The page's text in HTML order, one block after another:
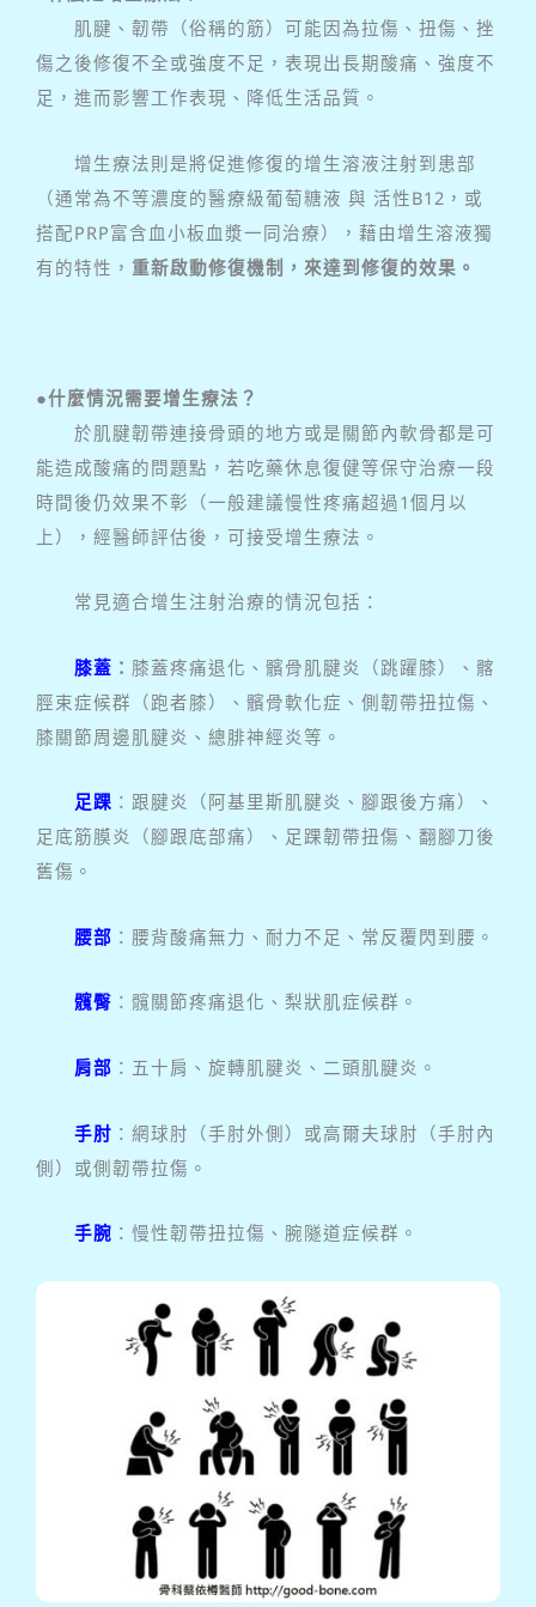
肌腱、韌帶（俗稱的筋）可能因為拉傷、扭傷、挫
傷之後修復不全或強度不足，表現出長期酸痛、強度不
足，進而影響工作表現、降低生活品質。
增生療法則是將促進修復的增生溶液注射到患部
（通常為不等濃度的醫療級葡萄糖液 與 活性B12，或
搭配PRP富含血小板血漿一同治療），藉由增生溶液獨
有的特性， 重新啟動修復機制，來達到修復的效果。
●什麼情況需要增生療法？
於肌腱韌帶連接骨頭的地方或是關節內軟骨都是可
能造成酸痛的問題點，若吃藥休息復健等保守治療一段
時間後仍效果不彰（一般建議慢性疼痛超過1個月以
上），經醫師評估後，可接受增生療法。
常見適合增生注射治療的情況包括：
膝蓋 ： 膝蓋疼痛退化、髕骨肌腱炎（跳躍膝）、髂
脛束症候群（跑者膝）、髕骨軟化症、側韌帶扭拉傷、
膝關節周邊肌腱炎、總腓神經炎等。
足踝 ：跟腱炎（阿基里斯肌腱炎、腳跟後方痛）、
足底筋膜炎（腳跟底部痛）、足踝韌帶扭傷、翻腳刀後
舊傷。
腰部 ：腰背酸痛無力、耐力不足、常反覆閃到腰。
髖臀 ：髖關節疼痛退化、梨狀肌症候群。
肩部 ：五十肩、旋轉肌腱炎、二頭肌腱炎。
手肘 ：網球肘（手肘外側）或高爾夫球肘（手肘內
側）或側韌帶拉傷。
手腕 ：慢性韌帶扭拉傷、腕隧道症候群。